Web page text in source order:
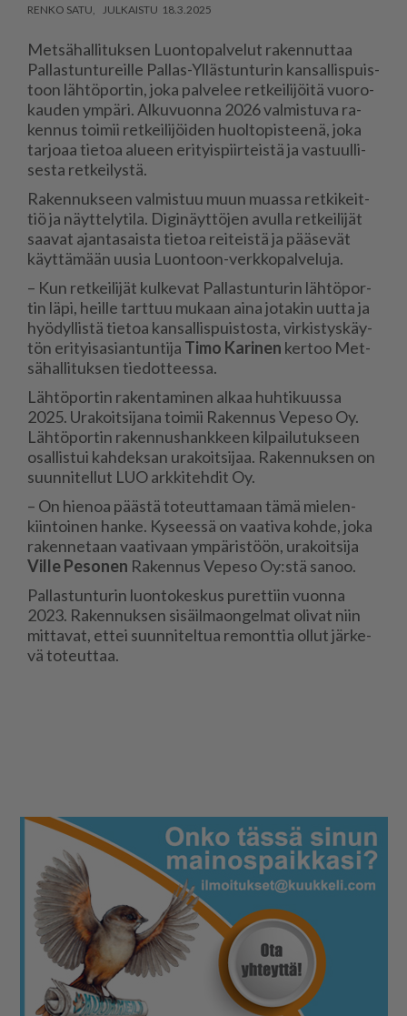
RENKO SATU 18.3.2025
Met­sä­hal­li­tuk­sen Luon­to­pal­ve­lut ra­ken­nut­taa
Pal­las­tun­tu­reil­le Pal­las-Yl­läs­tun­tu­rin kan­sal­lis­puis­
toon läh­tö­por­tin, joka pal­ve­lee ret­kei­li­jöi­tä vuo­ro­
kau­den ym­pä­ri. Al­ku­vuon­na 2026 val­mis­tu­va ra­
ken­nus toi­mii ret­kei­li­jöi­den huol­to­pis­tee­nä, joka
tar­jo­aa tie­toa alu­een eri­tyis­piir­teis­tä ja vas­tuul­li­
ses­ta ret­kei­lys­tä.
Ra­ken­nuk­seen val­mis­tuu muun mu­as­sa ret­ki­keit­
tiö ja näyt­te­ly­ti­la. Di­gi­näyt­tö­jen avul­la ret­kei­li­jät
saa­vat ajan­ta­sais­ta tie­toa rei­teis­tä ja pää­se­vät
käyt­tä­mään uu­sia Luon­toon-verk­ko­pal­ve­lu­ja.
– Kun ret­kei­li­jät kul­ke­vat Pal­las­tun­tu­rin läh­tö­por­
tin läpi, heil­le tart­tuu mu­kaan ai­na jo­ta­kin uut­ta ja
hyö­dyl­lis­tä tie­toa kan­sal­lis­puis­tos­ta, vir­kis­tys­käy­
tön eri­tyi­sa­si­an­tun­ti­ja Timo Ka­ri­nen ker­too Met­
sä­hal­li­tuk­sen tie­dot­tees­sa.
Läh­tö­por­tin ra­ken­ta­mi­nen al­kaa huh­ti­kuus­sa
2025. Ura­koit­si­ja­na toi­mii Ra­ken­nus Ve­pe­so Oy.
Läh­tö­por­tin ra­ken­nus­hank­keen kil­pai­lu­tuk­seen
osal­lis­tui kah­dek­san ura­koit­si­jaa. Ra­ken­nuk­sen on
suun­ni­tel­lut LUO ark­ki­teh­dit Oy.
– On hie­noa pääs­tä to­teut­ta­maan tämä mie­len­
kiin­toi­nen han­ke. Ky­sees­sä on vaa­ti­va koh­de, joka
ra­ken­ne­taan vaa­ti­vaan ym­pä­ris­töön, ura­koit­si­ja
Vil­le Pe­so­nen Ra­ken­nus Ve­pe­so Oy:stä sa­noo.
Pal­las­tun­tu­rin luon­to­kes­kus pu­ret­tiin vuon­na
2023. Ra­ken­nuk­sen si­säil­ma­on­gel­mat oli­vat niin
mit­ta­vat, et­tei suun­ni­tel­tua re­mont­tia ol­lut jär­ke­
vä to­teut­taa.